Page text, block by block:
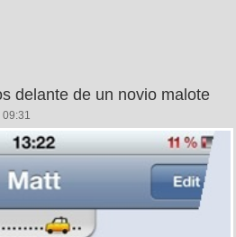
delante de un novio malote
09:31